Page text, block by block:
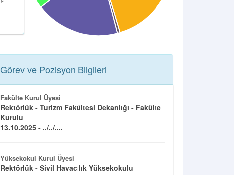
Görev ve Pozisyon Bilgileri
Fakülte Kurul Üyesi
Rektörlük - Turizm Fakültesi Dekanlığı - Fakülte
Kurulu
13.10.2025 - ../../....
Yüksekokul Kurul Üyesi
Rektörlük - Sivil Havacılık Yüksekokulu